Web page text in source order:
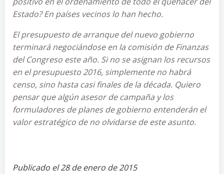
Estado? En países vecinos lo han hecho.
El presupuesto de arranque del nuevo gobierno
terminará negociándose en la comisión de Finanzas
del Congreso este año. Si no se asignan los recursos
en el presupuesto 2016, simplemente no habrá
censo, sino hasta casi finales de la década. Quiero
pensar que algún asesor de campaña y los
formuladores de planes de gobierno entenderán el
valor estratégico de no olvidarse de este asunto.
Publicado el 28 de enero de 2015